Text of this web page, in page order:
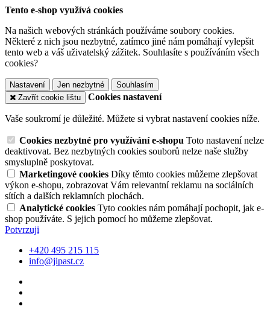
Tento e-shop využívá cookies
Na našich webových stránkách používáme soubory cookies.
Některé z nich jsou nezbytné, zatímco jiné nám pomáhají vylepšit
tento web a váš uživatelský zážitek. Souhlasíte s používáním všech
cookies?
Nastavení Jen nezbytné
Souhlasím
Zavřít cookie lištu
Cookies nastavení
Vaše soukromí je důležité. Můžete si vybrat nastavení cookies níže.
Cookies nezbytné pro využívání e-shopu Toto nastavení nelze
deaktivovat. Bez nezbytných cookies souborů nelze naše služby
smysluplně poskytovat.
Marketingové cookies Díky těmto cookies můžeme zlepšovat
výkon e-shopu, zobrazovat Vám relevantní reklamu na sociálních
sítích a dalších reklamních plochách.
Analytické cookies Tyto cookies nám pomáhají pochopit, jak e-
shop používáte. S jejich pomocí ho můžeme zlepšovat.
Potvrzuji
+420 495 215 115
info@jipast.cz